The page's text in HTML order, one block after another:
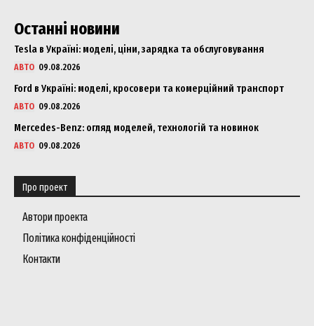
Останні новини
Tesla в Україні: моделі, ціни, зарядка та обслуговування
АВТО 09.08.2026
Ford в Україні: моделі, кросовери та комерційний транспорт
АВТО 09.08.2026
Mercedes-Benz: огляд моделей, технологій та новинок
АВТО 09.08.2026
Про проект
Автори проекта
Політика конфіденційності
Контакти